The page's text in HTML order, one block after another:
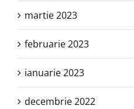
martie 2023
februarie 2023
ianuarie 2023
decembrie 2022